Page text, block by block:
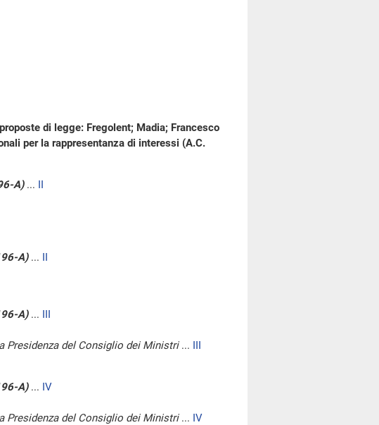
di legge: Fregolent; Madia; Francesco
per la rappresentanza di interessi (A.C.
A) ... II
A) ... II
A) ... III
Presidenza del Consiglio dei Ministri... III
A) ... IV
Presidenza del Consiglio dei Ministri... IV